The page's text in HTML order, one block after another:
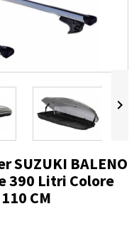

SUZUKI BALENO
390 Litri Colore
CM